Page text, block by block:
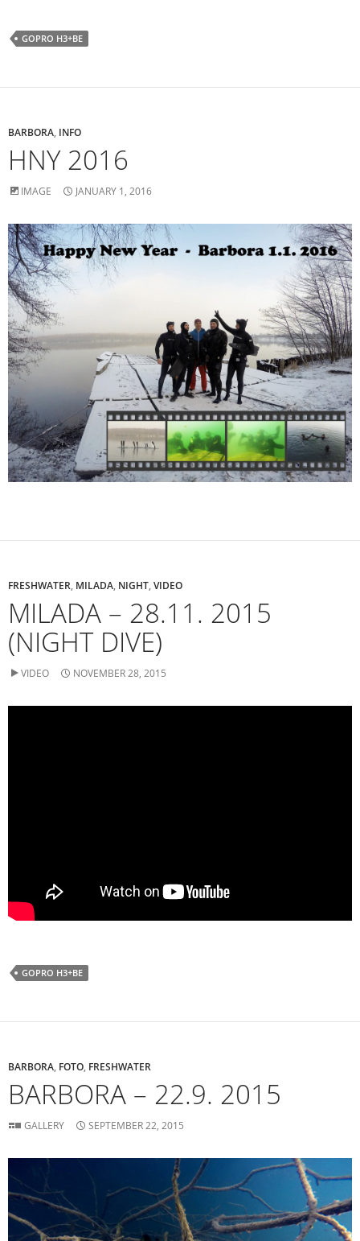
GOPRO H3+BE
BARBORA INFO
HNY 2016
IMAGE JANUARY 1, 2016
FRESHWATER MILADA NIGHT VIDEO
MILADA – 28.11. 2015
(NIGHT DIVE)
VIDEO NOVEMBER 28, 2015
GOPRO H3+BE
BARBORA FOTO FRESHWATER
BARBORA – 22.9. 2015
GALLERY SEPTEMBER 22, 2015